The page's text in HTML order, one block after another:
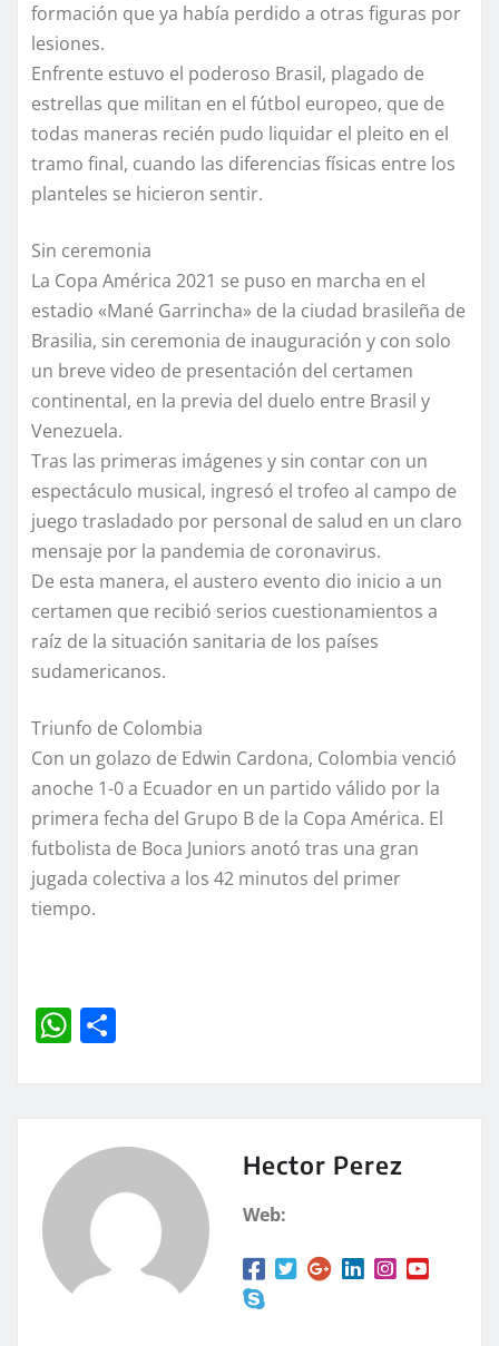
formación que ya había perdido a otras figuras por
lesiones.
Enfrente estuvo el poderoso Brasil, plagado de
estrellas que militan en el fútbol europeo, que de
todas maneras recién pudo liquidar el pleito en el
tramo final, cuando las diferencias físicas entre los
planteles se hicieron sentir.
Sin ceremonia
La Copa América 2021 se puso en marcha en el
estadio «Mané Garrincha» de la ciudad brasileña de
Brasilia, sin ceremonia de inauguración y con solo
un breve video de presentación del certamen
continental, en la previa del duelo entre Brasil y
Venezuela.
Tras las primeras imágenes y sin contar con un
espectáculo musical, ingresó el trofeo al campo de
juego trasladado por personal de salud en un claro
mensaje por la pandemia de coronavirus.
De esta manera, el austero evento dio inicio a un
certamen que recibió serios cuestionamientos a
raíz de la situación sanitaria de los países
sudamericanos.
Triunfo de Colombia
Con un golazo de Edwin Cardona, Colombia venció
anoche 1-0 a Ecuador en un partido válido por la
primera fecha del Grupo B de la Copa América. El
futbolista de Boca Juniors anotó tras una gran
jugada colectiva a los 42 minutos del primer
tiempo.
W
A
p
rt
Hector Perez
Web: